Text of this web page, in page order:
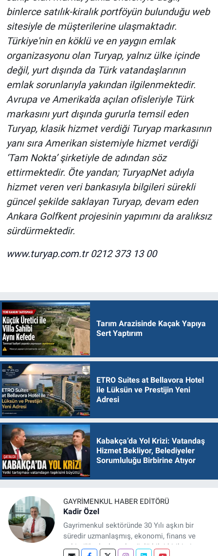
binlerce satılık-kiralık portföyün bulunduğu web
sitesiyle de müşterilerine ulaşmaktadır.
Türkiye'nin en köklü ve en yaygın emlak
organizasyonu olan Turyap, yalnız ülke içinde
değil, yurt dışında da Türk vatandaşlarının
emlak sorunlarıyla yakından ilgilenmektedir.
Avrupa ve Amerika'da açılan ofisleriyle Türk
markasını yurt dışında gururla temsil eden
Turyap, klasik hizmet verdiği Turyap markasının
yanı sıra Amerikan sistemiyle hizmet verdiği
‘Tam Nokta’ şirketiyle de adından söz
ettirmektedir. Öte yandan; TuryapNet adıyla
hizmet veren veri bankasıyla bilgileri sürekli
güncel şekilde saklayan Turyap, devam eden
Ankara Golfkent projesinin yapımını da aralıksız
sürdürmektedir.
www.turyap.com.tr 0212 373 13 00
Tarım Arazisinde Kaçak Yapıya
Sert Yaptırım
ETRO Suites at Bellavora Hotel
ile Lüksün ve Prestijin Yeni
Adresi
Kabakça’da Yol Krizi: Vatandaş
Hizmet Bekliyor, Belediyeler
Sorumluluğu Birbirine Atıyor
GAYRIMENKUL HABER EDITÖRÜ
Kadir Özel
Gayrimenkul sektöründe 30 Yılı aşkın bir
süredir uzmanlaşmış, ekonomi, finans ve
şehircilik alanlarında güçlü bilgi birikimine